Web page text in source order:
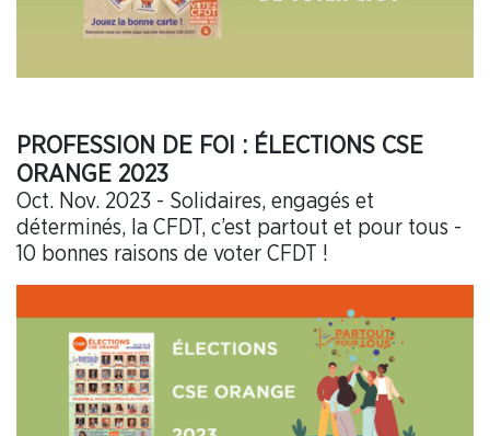
PROFESSION DE FOI : ÉLECTIONS CSE
ORANGE 2023
Oct. Nov. 2023 - Solidaires, engagés et
déterminés, la CFDT, c’est partout et pour tous -
10 bonnes raisons de voter CFDT !